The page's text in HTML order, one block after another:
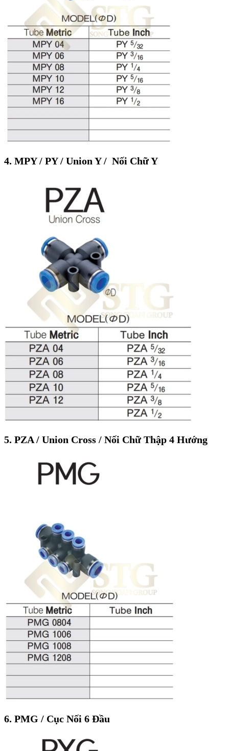
4. MPY / PY / Union Y / Nối Chữ Y
5. PZA / Union Cross / Nối Chữ Thập 4 Hướng
6. PMG / Cục Nối 6 Đầu